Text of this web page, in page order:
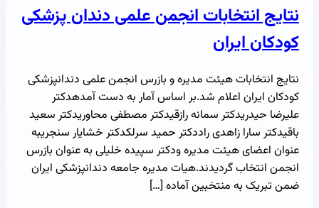
نتایج انتخابات انجمن علمی دندان پزشکی
کودکان ایران
نتایج انتخابات هیئت مدیره و بازرس انجمن علمی دندانپزشکی
کودکان ایران اعلام شد.بر اساس آمار به دست آمدهدکتر
علیرضا حیدریدکتر سمانه رازقیدکتر مصطفی محاوریدکتر سعید
باقیدکتر سارا زاهدی راددکتر حمید سرلکدکتر خشایار سنجریبه
عنوان اعضای هیئت مدیره ودکتر سپیده خلیلی به عنوان بازرس
انجمن انتخاب گردیدند.هیات مدیره جامعه دندانپزشکی ایران
ضمن تبریک به منتخبین آماده […]